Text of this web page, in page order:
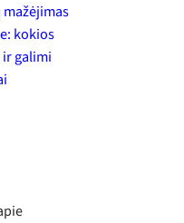
kokios
galimi